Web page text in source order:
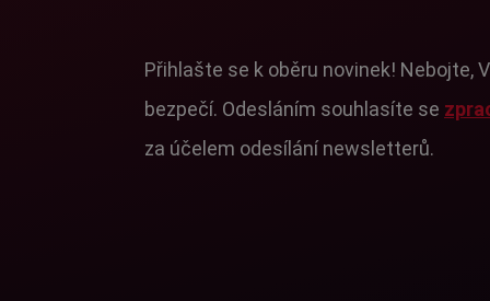
Přihlašte se k oběru novinek! Nebojte,
bezpečí. Odesláním souhlasíte se
za účelem odesílání newsletterů.